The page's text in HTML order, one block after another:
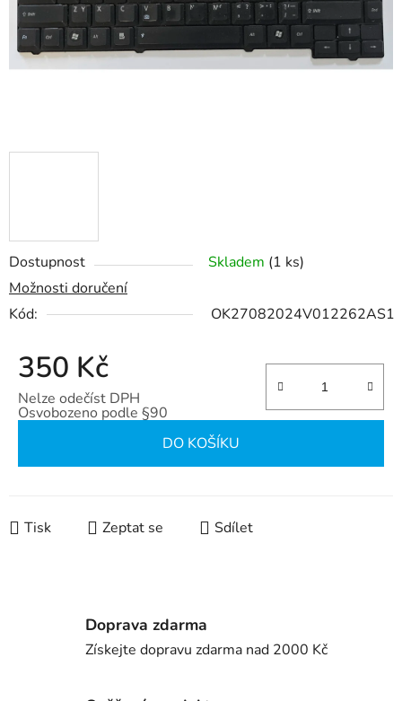
Dostupnost Skladem (1 ks)
Možnosti doručení
Kód:
OK27082024V012262AS1
350 Kč
Nelze odečíst DPH
Osvobozeno podle §90
DO KOŠÍKU
Tisk Zeptat se Sdílet
Doprava zdarma
Získejte dopravu zdarma nad 2000 Kč